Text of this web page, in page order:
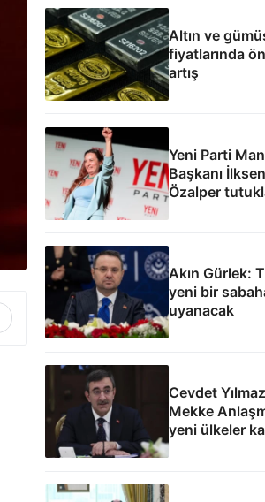
Altın ve
fiyatlarında
artış
Yeni Parti
Başkanı İlksen
Özalper
Akın Gürlek:
yeni bir
uyanacak
Cevdet
Mekke
yeni ülkeler